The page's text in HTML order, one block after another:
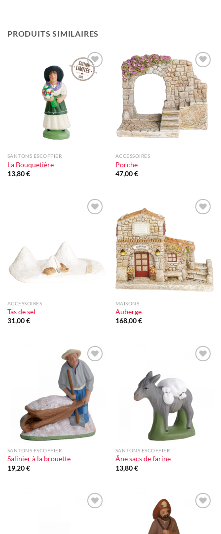
PRODUITS SIMILAIRES
Ajouter
à la liste
SANTONS ESCOFFIER
La Bouquetière
13,80€
Ajouter
à la liste
d'envie
ACCESSOIRES
Porche
47,00€
ACCESSOIRES
Tas de sel
31,00€
MAISONS
Auberge
168,00€
Ajouter
à la liste
d'envie
SANTONS ESCOFFIER
Salinier à la brouette
19,20€
SANTONS ESCOFFIER
Âne sacs de farine
13,80€